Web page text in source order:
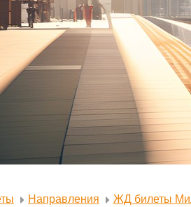
Направления ЖД билеты